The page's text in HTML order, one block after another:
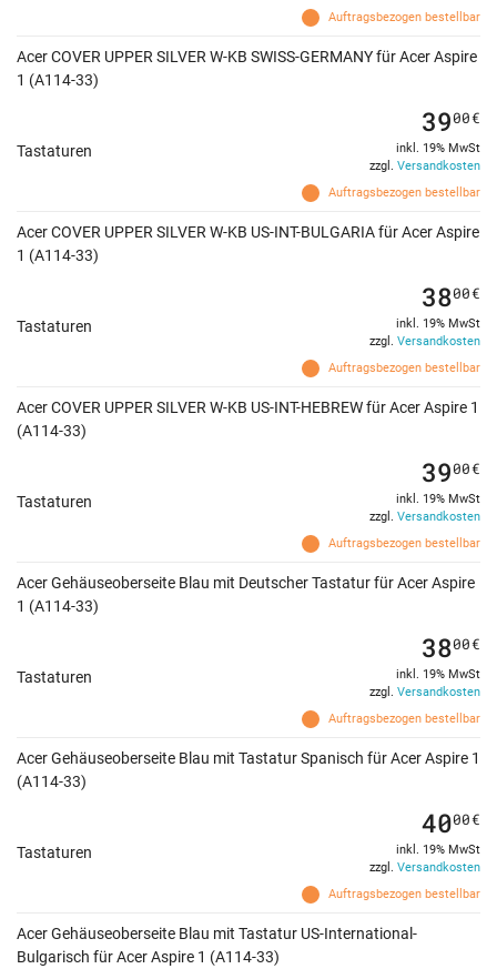
Auftragsbezogen bestellbar
Acer COVER UPPER SILVER W-KB SWISS-GERMANY für Acer Aspire
1 (A114-33)
Tastaturen
Auftragsbezogen bestellbar
3900€
inkl. 19% MwSt
zzgl. Versandkosten
Acer COVER UPPER SILVER W-KB US-INT-BULGARIA für Acer Aspire
1 (A114-33)
Tastaturen
Auftragsbezogen bestellbar
3800€
inkl. 19% MwSt
zzgl. Versandkosten
Acer COVER UPPER SILVER W-KB US-INT-HEBREW für Acer Aspire 1
(A114-33)
Tastaturen
Auftragsbezogen bestellbar
3900€
inkl. 19% MwSt
zzgl. Versandkosten
Acer Gehäuseoberseite Blau mit Deutscher Tastatur für Acer Aspire
1 (A114-33)
Tastaturen
Auftragsbezogen bestellbar
3800€
inkl. 19% MwSt
zzgl. Versandkosten
Acer Gehäuseoberseite Blau mit Tastatur Spanisch für Acer Aspire 1
(A114-33)
Tastaturen
Auftragsbezogen bestellbar
4000€
inkl. 19% MwSt
zzgl. Versandkosten
Acer Gehäuseoberseite Blau mit Tastatur US-International-
Bulgarisch für Acer Aspire 1 (A114-33)